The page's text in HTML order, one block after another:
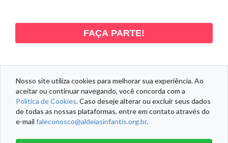
FAÇA PARTE!
Nosso site utiliza cookies para melhorar sua experiência. Ao
aceitar ou continuar navegando, você concorda com a
Política de Cookies. Caso deseje alterar ou excluir seus dados
de todas as nossas plataformas, entre em contato através do
e-mail faleconosco@aldeiasinfantis.org.br.
Termos de Serviço